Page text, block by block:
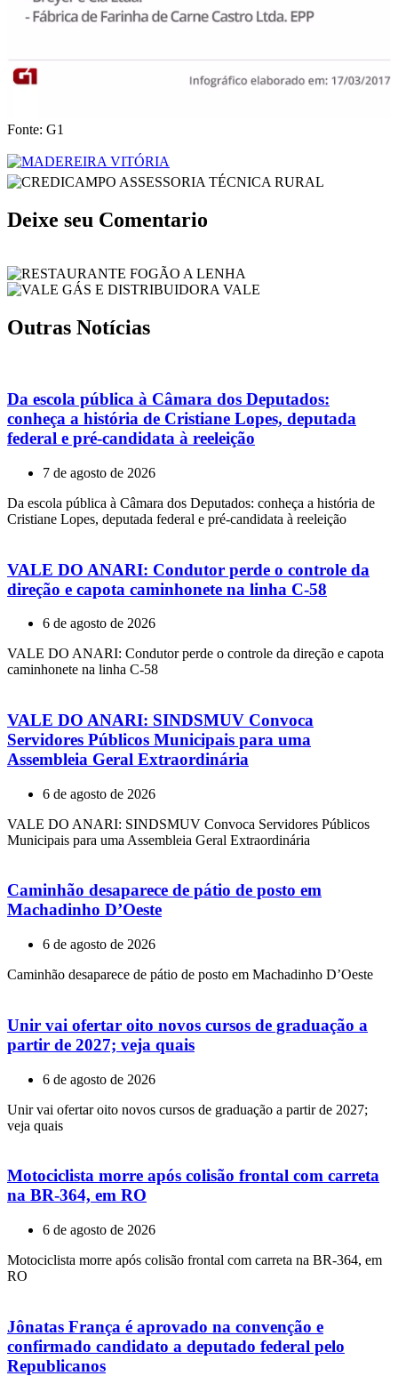
Fonte: G1
Deixe seu Comentario
Outras Notícias
Da escola pública à Câmara dos Deputados:
conheça a história de Cristiane Lopes, deputada
federal e pré-candidata à reeleição
7 de agosto de 2026
Da escola pública à Câmara dos Deputados: conheça a história de
Cristiane Lopes, deputada federal e pré-candidata à reeleição
VALE DO ANARI: Condutor perde o controle da
direção e capota caminhonete na linha C-58
6 de agosto de 2026
VALE DO ANARI: Condutor perde o controle da direção e capota
caminhonete na linha C-58
VALE DO ANARI: SINDSMUV Convoca
Servidores Públicos Municipais para uma
Assembleia Geral Extraordinária
6 de agosto de 2026
VALE DO ANARI: SINDSMUV Convoca Servidores Públicos
Municipais para uma Assembleia Geral Extraordinária
Caminhão desaparece de pátio de posto em
Machadinho D’Oeste
6 de agosto de 2026
Caminhão desaparece de pátio de posto em Machadinho D’Oeste
Unir vai ofertar oito novos cursos de graduação a
partir de 2027; veja quais
6 de agosto de 2026
Unir vai ofertar oito novos cursos de graduação a partir de 2027;
veja quais
Motociclista morre após colisão frontal com carreta
na BR-364, em RO
6 de agosto de 2026
Motociclista morre após colisão frontal com carreta na BR-364, em
RO
Jônatas França é aprovado na convenção e
confirmado candidato a deputado federal pelo
Republicanos